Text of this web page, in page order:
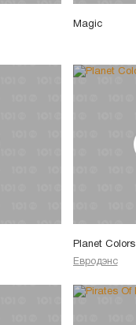
Magic
Planet Colors
Евродэнс